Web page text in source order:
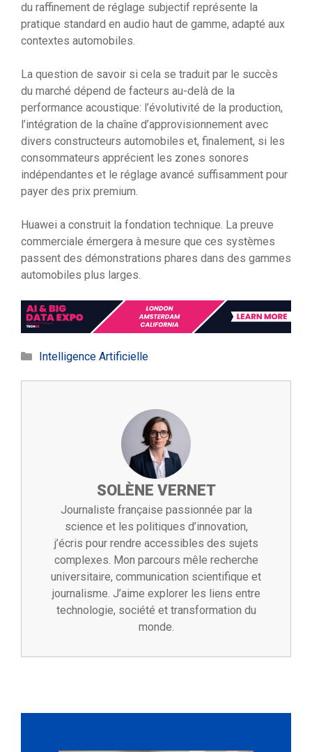
du raffinement de réglage subjectif représente la
pratique standard en audio haut de gamme, adapté aux
contextes automobiles.
La question de savoir si cela se traduit par le succès
du marché dépend de facteurs au-delà de la
performance acoustique: l’évolutivité de la production,
l’intégration de la chaîne d’approvisionnement avec
divers constructeurs automobiles et, finalement, si les
consommateurs apprécient les zones sonores
indépendantes et le réglage avancé suffisamment pour
payer des prix premium.
Huawei a construit la fondation technique. La preuve
commerciale émergera à mesure que ces systèmes
passent des démonstrations phares dans des gammes
automobiles plus larges.
Catégories
Intelligence Artificielle
SOLÈNE VERNET
Journaliste française passionnée par la
science et les politiques d’innovation,
j’écris pour rendre accessibles des sujets
complexes. Mon parcours mêle recherche
universitaire, communication scientifique et
journalisme. J’aime explorer les liens entre
technologie, société et transformation du
monde.